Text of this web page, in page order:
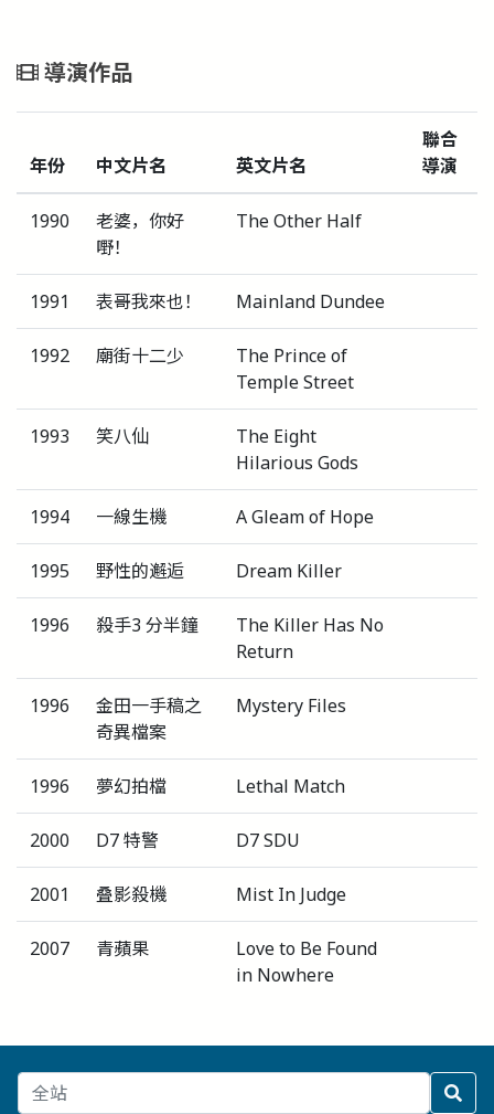
導演作品
年份 中文片名 英文片名
聯合
導演
1990
老婆，你好
嘢！
The Other Half
1991 表哥我來也！ Mainland Dundee
1992 廟街十二少
The Prince of
Temple Street
1993 笑八仙
The Eight
Hilarious Gods
1994 一線生機 A Gleam of Hope
1995 野性的邂逅 Dream Killer
1996 殺手3 分半鐘
The Killer Has No
Return
1996
金田一手稿之
奇異檔案
Mystery Files
1996 夢幻拍檔 Lethal Match
2000 D7 特警 D7 SDU
2001 叠影殺機 Mist In Judge
2007 青蘋果
Love to Be Found
in Nowhere